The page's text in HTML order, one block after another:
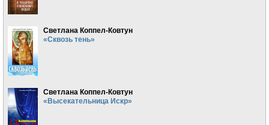
Светлана Коппел-Ковтун
«Сквозь тень»
Светлана Коппел-Ковтун
«Высекательница Искр»